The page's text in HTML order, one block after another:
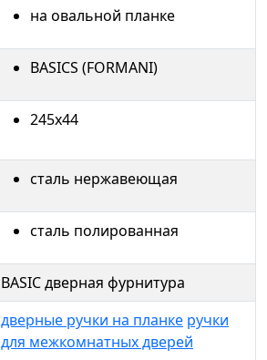
на овальной планке
BASICS (FORMANI)
245x44
сталь нержавеющая
сталь полированная
BASIC дверная фурнитура
дверные ручки на планке ручки
для межкомнатных дверей